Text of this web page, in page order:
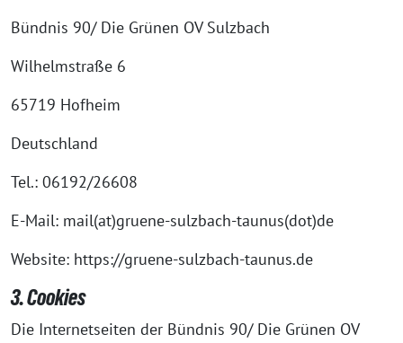
Bündnis 90/ Die Grünen OV Sulzbach
Wilhelmstraße 6
65719 Hofheim
Deutschland
Tel.: 06192/26608
E-Mail: mail(at)gruene-sulzbach-taunus(dot)de
Website: https://gruene-sulzbach-taunus.de
3. Cookies
Die Internetseiten der Bündnis 90/ Die Grünen OV